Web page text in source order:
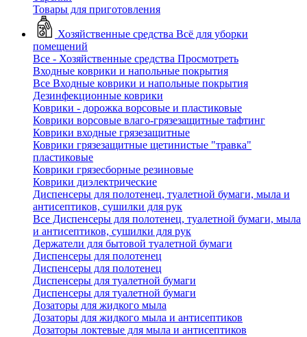
Товары для приготовления
Хозяйственные средства Всё для уборки
помещений
Все - Хозяйственные средства Просмотреть
Входные коврики и напольные покрытия
Все Входные коврики и напольные покрытия
Дезинфекционные коврики
Коврики - дорожка ворсовые и пластиковые
Коврики ворсовые влаго-грязезащитные тафтинг
Коврики входные грязезащитные
Коврики грязезащитные щетинистые "травка"
пластиковые
Коврики грязесборные резиновые
Коврики диэлектрические
Диспенсеры для полотенец, туалетной бумаги, мыла и
антисептиков, сушилки для рук
Все Диспенсеры для полотенец, туалетной бумаги, мыла
и антисептиков, сушилки для рук
Держатели для бытовой туалетной бумаги
Диспенсеры для полотенец
Диспенсеры для полотенец
Диспенсеры для туалетной бумаги
Диспенсеры для туалетной бумаги
Дозаторы для жидкого мыла
Дозаторы для жидкого мыла и антисептиков
Дозаторы локтевые для мыла и антисептиков